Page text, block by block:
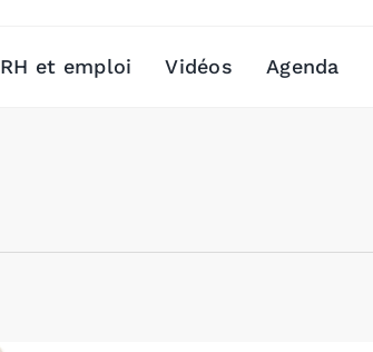
RH et emploi Vidéos Agenda